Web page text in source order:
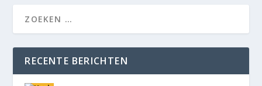
RECENTE BERICHTEN